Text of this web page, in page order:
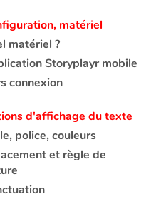
matériel
matériel ?
Storyplayr mobile
connexion
d'affichage du texte
police, couleurs
et règle de